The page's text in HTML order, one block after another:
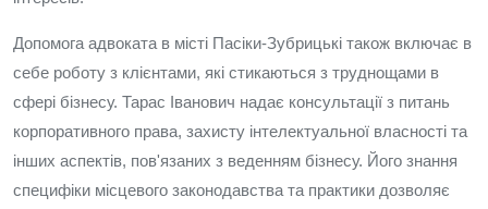
Допомога адвоката в місті Пасіки-Зубрицькі також включає в
себе роботу з клієнтами, які стикаються з труднощами в
сфері бізнесу. Тарас Іванович надає консультації з питань
корпоративного права, захисту інтелектуальної власності та
інших аспектів, пов'язаних з веденням бізнесу. Його знання
специфіки місцевого законодавства та практики дозволяє